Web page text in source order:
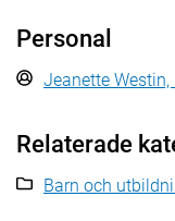
Personal
Jeanette Westin,
Relaterade
Barn och